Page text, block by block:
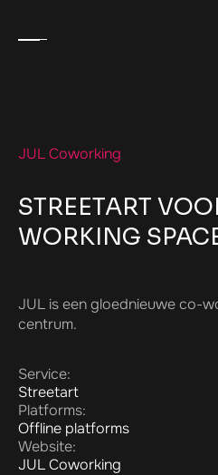
JUL Coworking
STREETART
WORKING
JUL is een gloednieuwe co-
centrum.
Service:
Streetart
Platforms:
Offline platforms
Website:
JUL Coworking